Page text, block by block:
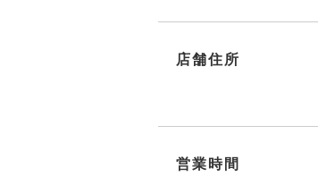
店舗住所
営業時間